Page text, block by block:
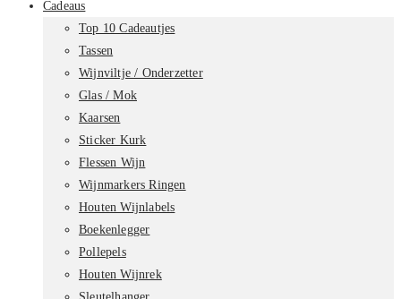
Cadeaus
Top 10 Cadeautjes
Tassen
Wijnviltje / Onderzetter
Glas / Mok
Kaarsen
Sticker Kurk
Flessen Wijn
Wijnmarkers Ringen
Houten Wijnlabels
Boekenlegger
Pollepels
Houten Wijnrek